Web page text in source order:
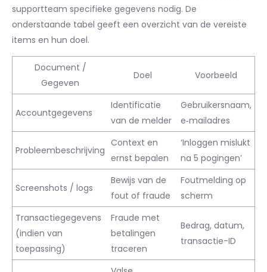
supportteam specifieke gegevens nodig. De
onderstaande tabel geeft een overzicht van de vereiste
items en hun doel.
Document /
Gegeven
Doel Voorbeeld
Accountgegevens
Identificatie
van de melder
Gebruikersnaam,
e‑mailadres
Probleembeschrijving
Context en
ernst bepalen
‘Inloggen mislukt
na 5 pogingen’
Screenshots / logs
Bewijs van de
fout of fraude
Foutmelding op
scherm
Transactiegegevens
(indien van
toepassing)
Fraude met
betalingen
traceren
Bedrag, datum,
transactie-ID